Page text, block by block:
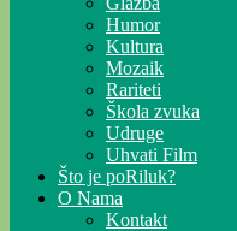
Humor
Kultura
Mozaik
Rariteti
Škola zvuka
Udruge
Uhvati Film
Što je poRiluk?
O Nama
Kontakt